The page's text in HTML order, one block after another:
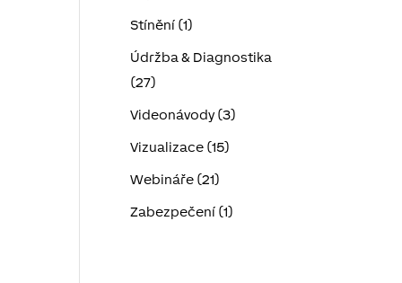
Stínění (1)
Údržba & Diagnostika
(27)
Videonávody (3)
Vizualizace (15)
Webináře (21)
Zabezpečení (1)